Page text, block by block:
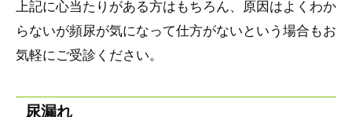
上記に心当たりがある方はもちろん、原因はよくわか
らないが頻尿が気になって仕方がないという場合もお
気軽にご受診ください。
尿漏れ